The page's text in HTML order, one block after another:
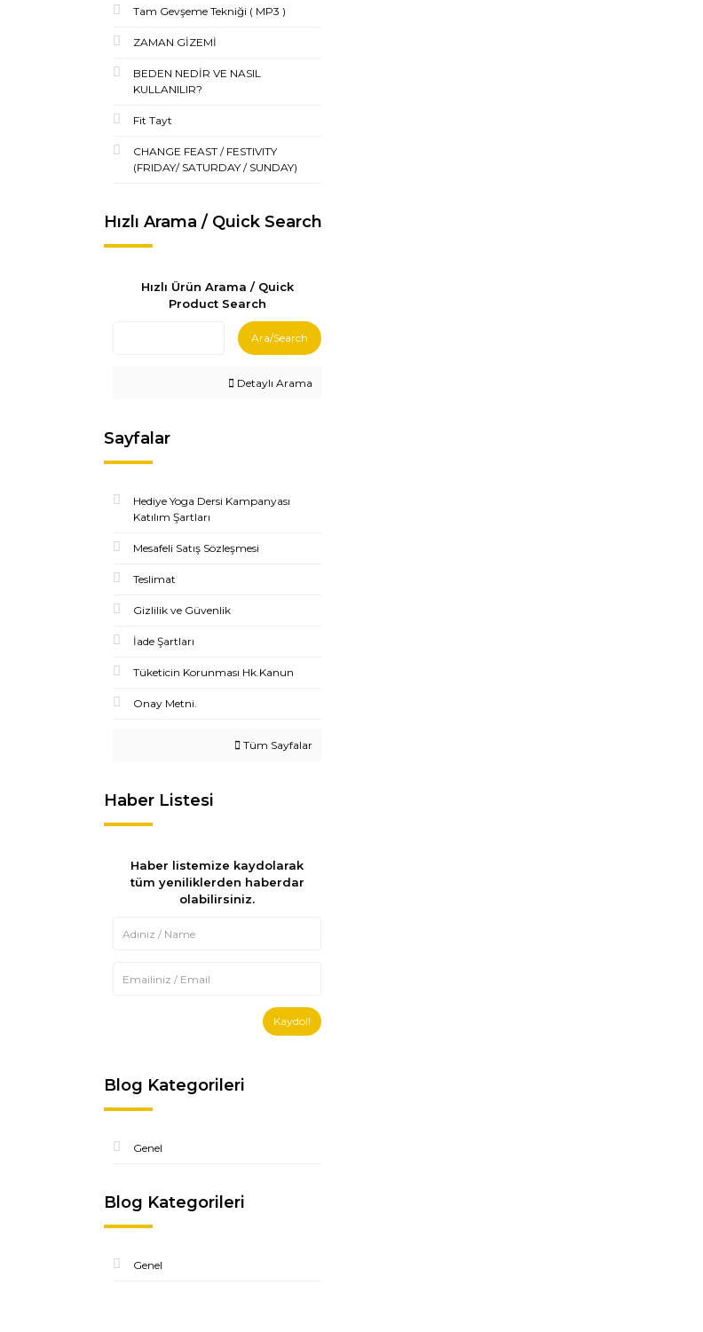
Tam Gevşeme Tekniği ( MP3 )
ZAMAN GİZEMİ
BEDEN NEDİR VE NASIL
KULLANILIR?
Fit Tayt
CHANGE FEAST / FESTIVITY
(FRIDAY/ SATURDAY / SUNDAY)
Hızlı Arama / Quick Search
Hızlı Ürün Arama / Quick
Product Search
Ara/Search
Detaylı Arama
Sayfalar
Hediye Yoga Dersi Kampanyası
Katılım Şartları
Mesafeli Satış Sözleşmesi
Teslimat
Gizlilik ve Güvenlik
İade Şartları
Tüketicin Korunması Hk.Kanun
Onay Metni.
Tüm Sayfalar
Haber Listesi
Haber listemize kaydolarak
tüm yeniliklerden haberdar
olabilirsiniz.
Kaydol!
Blog Kategorileri
Genel
Blog Kategorileri
Genel